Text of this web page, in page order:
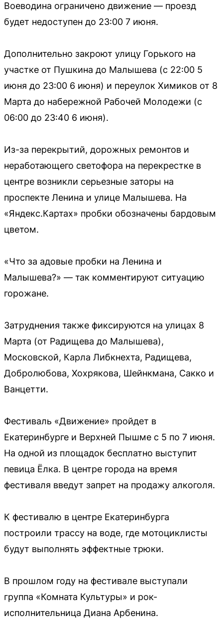
Воеводина ограничено движение — проезд
будет недоступен до 23:00 7 июня.
Дополнительно закроют улицу Горького на
участке от Пушкина до Малышева (с 22:00 5
июня до 23:00 6 июня) и переулок Химиков от 8
Марта до набережной Рабочей Молодежи (с
06:00 до 23:40 6 июня).
Из-за перекрытий, дорожных ремонтов и
неработающего светофора на перекрестке в
центре возникли серьезные заторы на
проспекте Ленина и улице Малышева. На
«Яндекс.Картах» пробки обозначены бардовым
цветом.
«Что за адовые пробки на Ленина и
Малышева?» — так комментируют ситуацию
горожане.
Затруднения также фиксируются на улицах 8
Марта (от Радищева до Малышева),
Московской, Карла Либкнехта, Радищева,
Добролюбова, Хохрякова, Шейнкмана, Сакко и
Ванцетти.
Фестиваль «Движение» пройдет в
Екатеринбурге и Верхней Пышме с 5 по 7 июня.
На одной из площадок бесплатно выступит
певица Ёлка. В центре города на время
фестиваля введут запрет на продажу алкоголя.
К фестивалю в центре Екатеринбурга
построили трассу на воде, где мотоциклисты
будут выполнять эффектные трюки.
В прошлом году на фестивале выступали
группа «Комната Культуры» и рок-
исполнительница Диана Арбенина.